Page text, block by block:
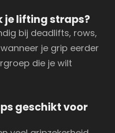
je lifting straps?
bij deadlifts, rows,
je grip eerder
die je wilt
geschikt voor